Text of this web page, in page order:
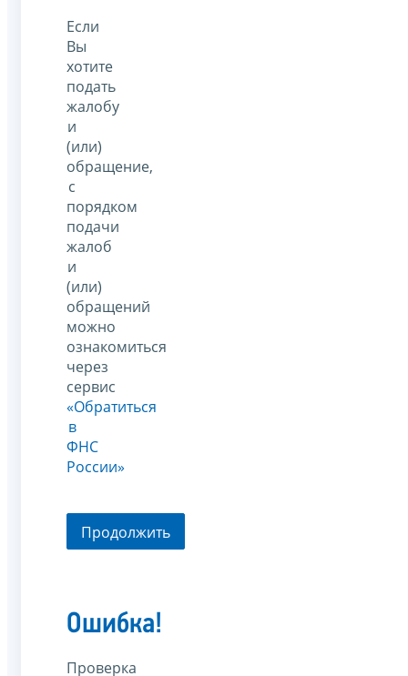
Если
Вы
хотите
подать
жалобу
и
(или)
обращение,
с
порядком
подачи
жалоб
и
(или)
обращений
можно
ознакомиться
через
сервис
«Обратиться
в
ФНС
России»
Продолжить
Ошибка!
Проверка